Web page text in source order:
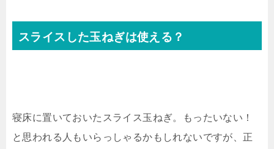
スライスした玉ねぎは使える？
寝床に置いておいたスライス玉ねぎ。もったいない！
と思われる人もいらっしゃるかもしれないですが、正